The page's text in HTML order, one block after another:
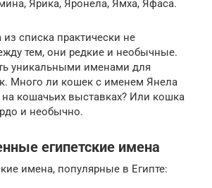
Ярика, Яронела, Ямха, Яфаса.
списка практически не
тем, они редкие и необычные.
уникальными именами для
Много ли кошек с именем Янела
на кошачьих выставках? Или кошка
и необычно.
египетские имена
имена, популярные в Египте: